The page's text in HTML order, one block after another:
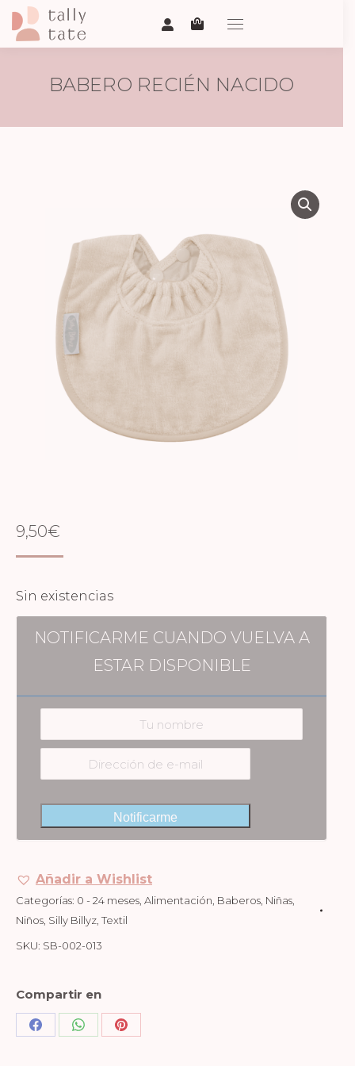
BABERO RECIÉN NACIDO
9,50€
Sin existencias
NOTIFICARME CUANDO VUELVA A
ESTAR DISPONIBLE
Notificarme
Añadir a Wishlist
Categorías: 0 - 24 meses Alimentación Baberos Niñas
Niños Silly Billyz Textil
SKU: SB-002-013
Compartir en
Share Share Share